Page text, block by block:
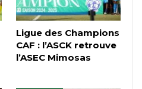
Ligue des Champions
CAF : l’ASCK retrouve
l’ASEC Mimosas